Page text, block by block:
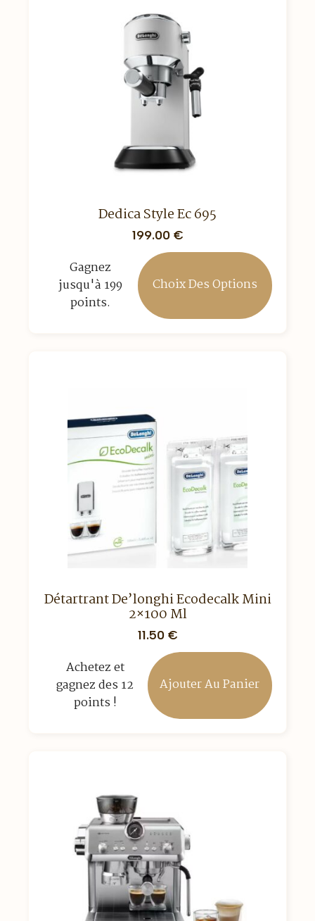
Dedica Style Ec 695
199.00 €
Gagnez
jusqu'à 199
points.
Choix Des Options
produit
plusieurs
page
Détartrant De’longhi Ecodecalk Mini
2×100 Ml
11.50 €
Achetez et
gagnez des 12
points !
Ajouter Au Panier